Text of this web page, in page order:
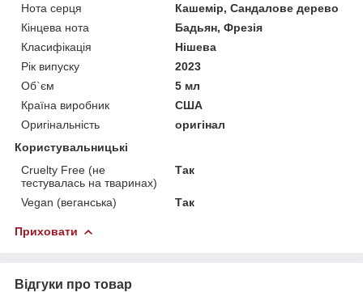
Нота серця
Кашемір, Сандалове дерево
Кінцева нота
Бадьян, Фрезія
Класифікація
Нішева
Рік випуску
2023
Об`єм
5 мл
Країна виробник
США
Оригінальність
оригінал
Користувальницькі
Cruelty Free (не
тестувалась на тваринах)
Так
Vegan (веганська) Так
Приховати
Відгуки про товар